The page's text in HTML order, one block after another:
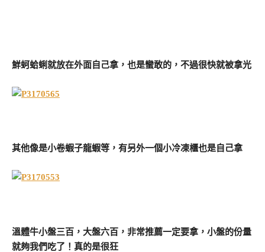
鮮蚵蛤蜊就放在外面自己拿，也是蠻敢的，不過很快就被拿光
其他像是小卷蝦子龍蝦等，有另外一個小冷凍櫃也是自己拿
溫體牛小盤三百，大盤六百，非常推薦一定要拿，小盤的份量
就夠我們吃了！真的是很狂